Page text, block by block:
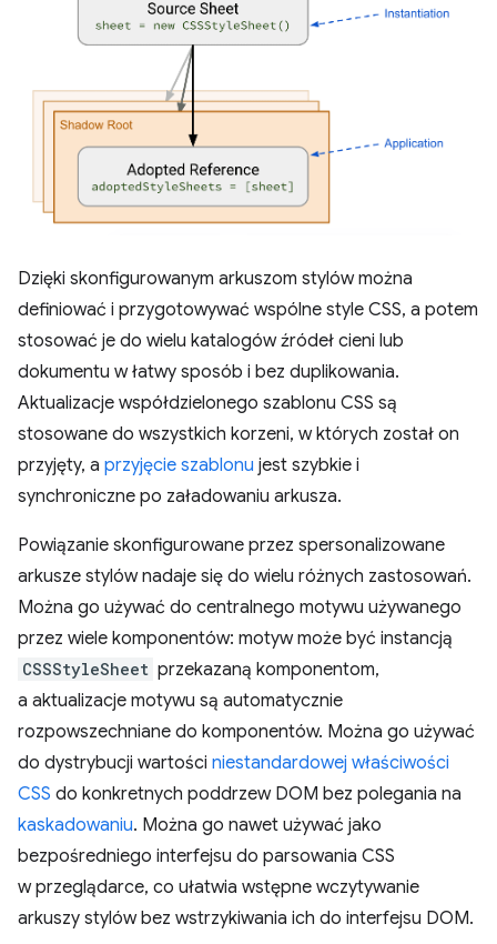
Dzięki skonfigurowanym arkuszom stylów można
definiować i przygotowywać wspólne style CSS, a potem
stosować je do wielu katalogów źródeł cieni lub
dokumentu w łatwy sposób i bez duplikowania.
Aktualizacje współdzielonego szablonu CSS są
stosowane do wszystkich korzeni, w których został on
przyjęty, a przyjęcie szablonu jest szybkie i
synchroniczne po załadowaniu arkusza.
Powiązanie skonfigurowane przez spersonalizowane
arkusze stylów nadaje się do wielu różnych zastosowań.
Można go używać do centralnego motywu używanego
przez wiele komponentów: motyw może być instancją
CSSStyleSheet przekazaną komponentom,
a aktualizacje motywu są automatycznie
rozpowszechniane do komponentów. Można go używać
do dystrybucji wartości niestandardowej właściwości
CSS do konkretnych poddrzew DOM bez polegania na
kaskadowaniu. Można go nawet używać jako
bezpośredniego interfejsu do parsowania CSS
w przeglądarce, co ułatwia wstępne wczytywanie
arkuszy stylów bez wstrzykiwania ich do interfejsu DOM.